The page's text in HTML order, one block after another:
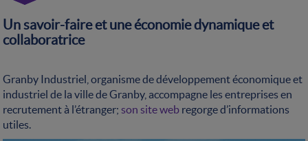
Un savoir-faire et une économie dynamique et
collaboratrice
Granby Industriel, organisme de développement économique et
industriel de la ville de Granby, accompagne les entreprises en
recrutement à l’étranger; son site web regorge d’informations
utiles.